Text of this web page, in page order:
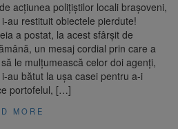
acțiunea polițiștilor locali brașoveni,
au restituit obiectele pierdute!
a postat, la acest sfârșit de
un mesaj cordial prin care a
le mulțumească celor doi agenți,
au bătut la ușa casei pentru a-i
portofelul, […]
MORE